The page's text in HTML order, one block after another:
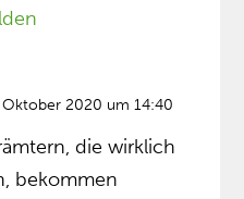
Oktober 2020 um 14:40
die wirklich
bekommen